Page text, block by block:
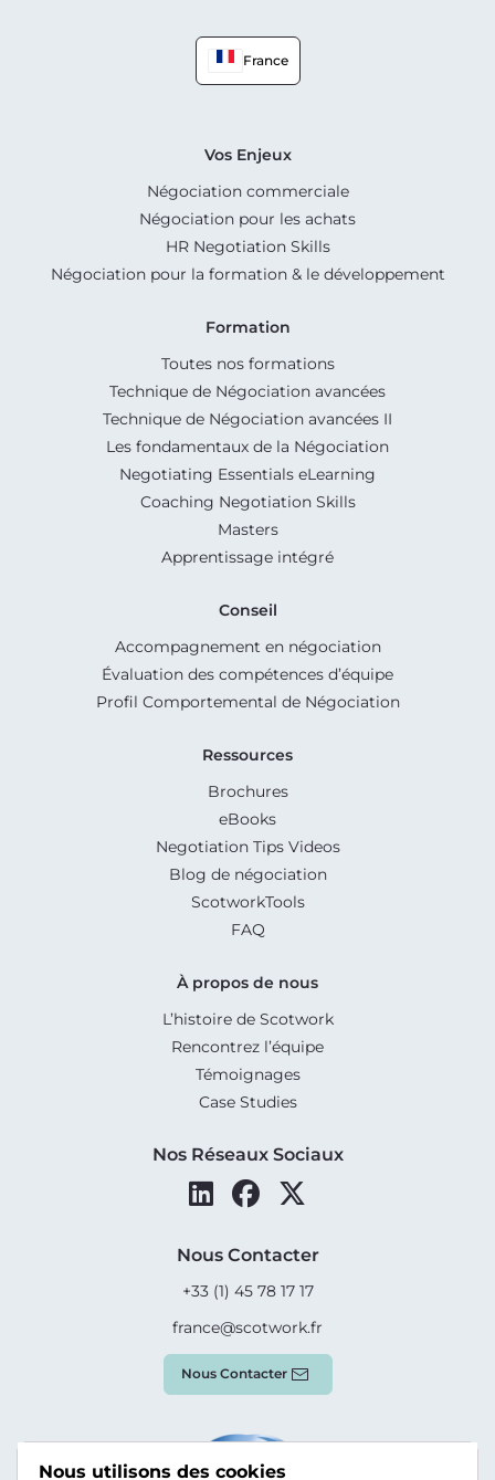
France
Vos Enjeux
Négociation commerciale
Négociation pour les achats
HR Negotiation Skills
Négociation pour la formation & le développement
Formation
Toutes nos formations
Technique de Négociation avancées
Technique de Négociation avancées II
Les fondamentaux de la Négociation
Negotiating Essentials eLearning
Coaching Negotiation Skills
Masters
Apprentissage intégré
Conseil
Accompagnement en négociation
Évaluation des compétences d’équipe
Profil Comportemental de Négociation
Ressources
Brochures
eBooks
Negotiation Tips Videos
Blog de négociation
ScotworkTools
FAQ
À propos de nous
L’histoire de Scotwork
Rencontrez l’équipe
Témoignages
Case Studies
Nos Réseaux Sociaux
Nous Contacter
+33 (1) 45 78 17 17
france@scotwork.fr
Nous Contacter
Nous utilisons des cookies